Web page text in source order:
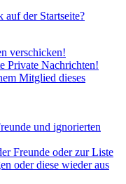
auf der Startseite?
verschicken!
Private Nachrichten!
Mitglied dieses
und ignorierten
Freunde oder zur Liste
oder diese wieder aus